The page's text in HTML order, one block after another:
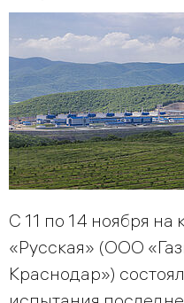
С 11 по 14 ноября
«Русская» (ООО
Краснодар»)